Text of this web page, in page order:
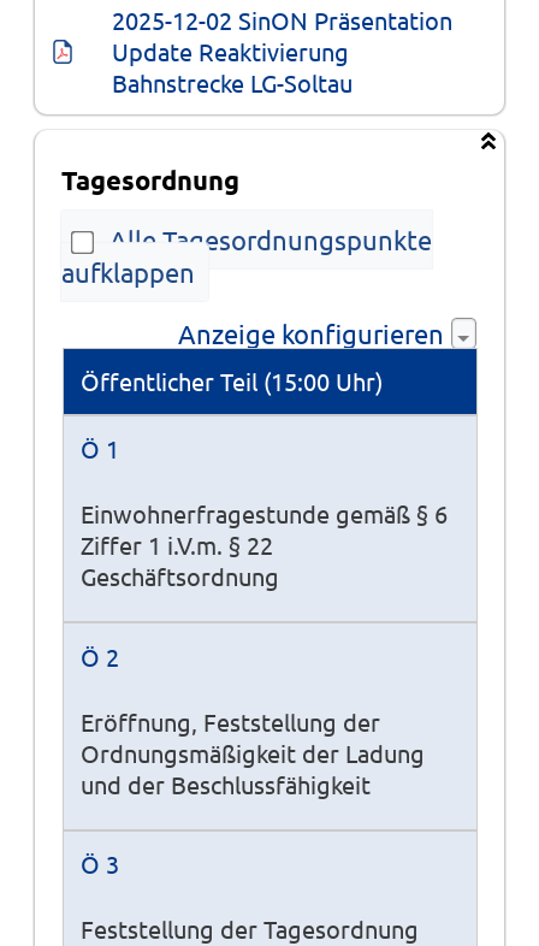
2025-12-02 SinON Präsentation
Update Reaktivierung
Bahnstrecke LG-Soltau
Tagesordnung
Alle Tagesordnungspunkte
aufklappen
Anzeige konfigurieren
Tagesordnung
Öffentlicher Teil (15:00 Uhr)
Ö 1
Einwohnerfragestunde gemäß § 6
Ziffer 1 i.V.m. § 22
Geschäftsordnung
Ö 2
Eröffnung, Feststellung der
Ordnungsmäßigkeit der Ladung
und der Beschlussfähigkeit
Ö 3
Feststellung der Tagesordnung